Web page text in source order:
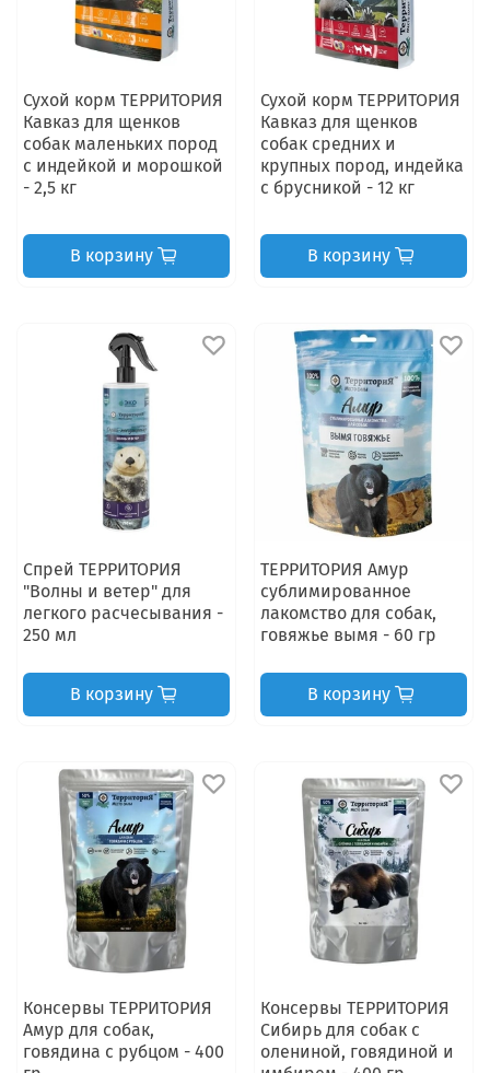
Сухой корм ТЕРРИТОРИЯ
Кавказ для щенков
собак маленьких пород
с индейкой и морошкой
- 2,5 кг
В корзину
Сухой корм ТЕРРИТОРИЯ
Кавказ для щенков
собак средних и
крупных пород, индейка
с брусникой - 12 кг
В корзину
Спрей ТЕРРИТОРИЯ
"Волны и ветер" для
легкого расчесывания -
250 мл
В корзину
ТЕРРИТОРИЯ Амур
сублимированное
лакомство для собак,
говяжье вымя - 60 гр
В корзину
Консервы ТЕРРИТОРИЯ
Амур для собак,
говядина с рубцом - 400
Консервы ТЕРРИТОРИЯ
Сибирь для собак с
олениной, говядиной и